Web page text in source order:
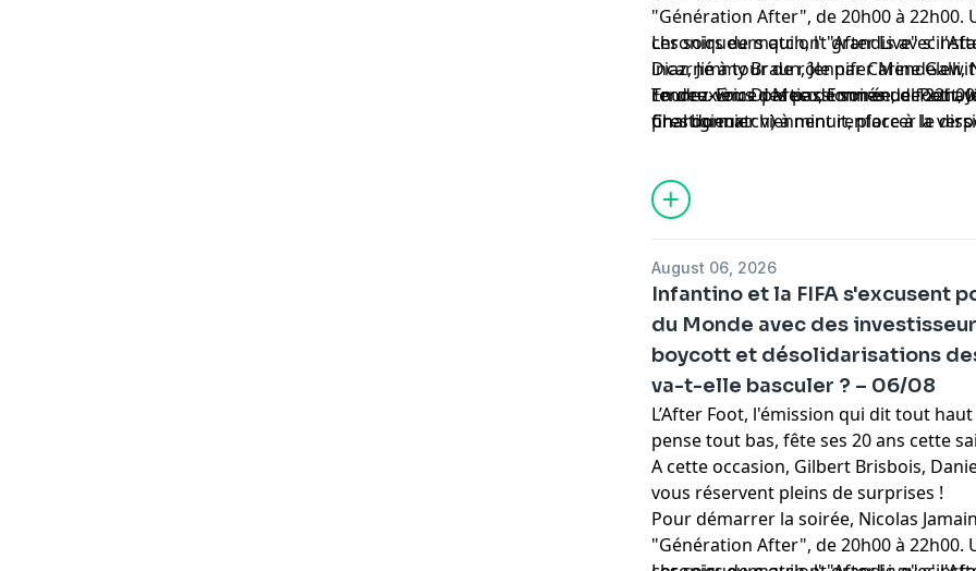
"Génération After", de 20h00 à 22h00.
chroniqueurs qui ont grandis avec
Diaz, Jimmy Braun, Jennifer
rendez-vous des passionnés de foot
prestigieux.
Les soirs de match, l' "After Live"
incarné à tour de rôle par Carine Galli,
Tourre. Eric Di Meco, Emmanuel Petit,
Charbonnier viennent renforcer le
En deuxième partie de soirée, de
final du match) à minuit, place à la
de l'After autour de Gilbert Brisbois,
et Jean-Louis Tourre du dimanche au
retour dans l'After et prend les
vendredis et samedis.
August 06, 2026
Infantino et la FIFA s'excusent
du Monde avec des
boycott et désolidarisations
va-t-elle basculer ? – 06/08
L’After Foot, l'émission qui dit tout
pense tout bas, fête ses 20 ans cette
A cette occasion, Gilbert Brisbois,
vous réservent pleins de surprises !
Pour démarrer la soirée, Nicolas
"Génération After", de 20h00 à 22h00.